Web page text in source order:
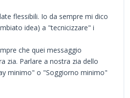
flessibili. Io da sempre mi dico
idea) a "tecnicizzare" i
che quei messaggio
zia. Parlare a nostra zia dello
minimo" o "Soggiorno minimo"